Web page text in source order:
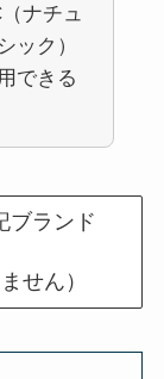
ナチュ
ック）
できる
ブランド
せん）